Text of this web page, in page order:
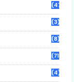
(470)
(3)
(8)
(71)
(4)